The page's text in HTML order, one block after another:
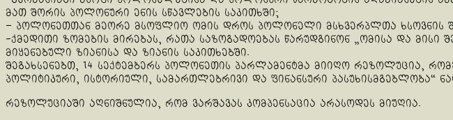
მათ შორის პოლონური ენის სწავლების საკითხში;
– პოლონეთთან მეორე მსოფლიო ომის დროს პოლონელი მსხვერპლთა ხსოვნის
-ქმედითი ზომების მირებას, რათა საზოგადოებას წარუდგინონ „ომისა და
მიყენებული ზიანისა და ზიანის საკითხებში.
შეგახსენებთ, 14 სექტემბერს პოლონეთის პარლამენტმა მიიღო რეზოლუცია,
პოლიტიკური, ისტორიული, სამართლებრივი და ფინანსური პასუხისმგებლობა“
რეზოლუციაში აღნიშნულია, რომ ვარშავას კომპენსაცია არასოდეს მიუღია.